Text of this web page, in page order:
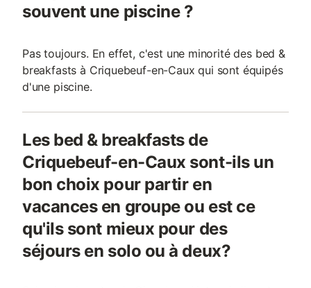
souvent une piscine ?
Pas toujours. En effet, c'est une minorité des bed &
breakfasts à Criquebeuf-en-Caux qui sont équipés
d'une piscine.
Les bed & breakfasts de
Criquebeuf-en-Caux sont-ils un
bon choix pour partir en
vacances en groupe ou est ce
qu'ils sont mieux pour des
séjours en solo ou à deux?